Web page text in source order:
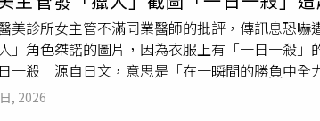
個月純益225 億元。台灣人壽獲利也超過百億元
過一倍。2026年元旦台灣壽險業正式接軌IFRS
Service Margin）累計總額曝光之後，代表
接軌後，壽險業無法再像過去一樣在賣出保單
水池「釋出」為損益表上的淨利。市場法人指出
縣長參選人吳宗憲。中常會上先進行縣黨部主委
執行長。林建榮表示，他兼任吳宗憲競選總部
青年入黨，「為了宜蘭，我們一定會贏。」鄭
「多了項功勳」，實在辛苦委屈，今天台灣的
被司法追殺的同志們，國民黨一定力挺到底！
的賴清德不計一切代價，無所不用其極想要把宜
美診所女主管不滿同業醫師的批評，傳訊息恐
」角色桀諾的圖片，因為衣服上有「一日一殺
一殺」源自日文，意思是「在一瞬間的勝負中
醫師執照「送你進北檢學做人」、不讓醫師上
。日漫經典《幽遊白書》作者冨樫義博在1998
, 2026